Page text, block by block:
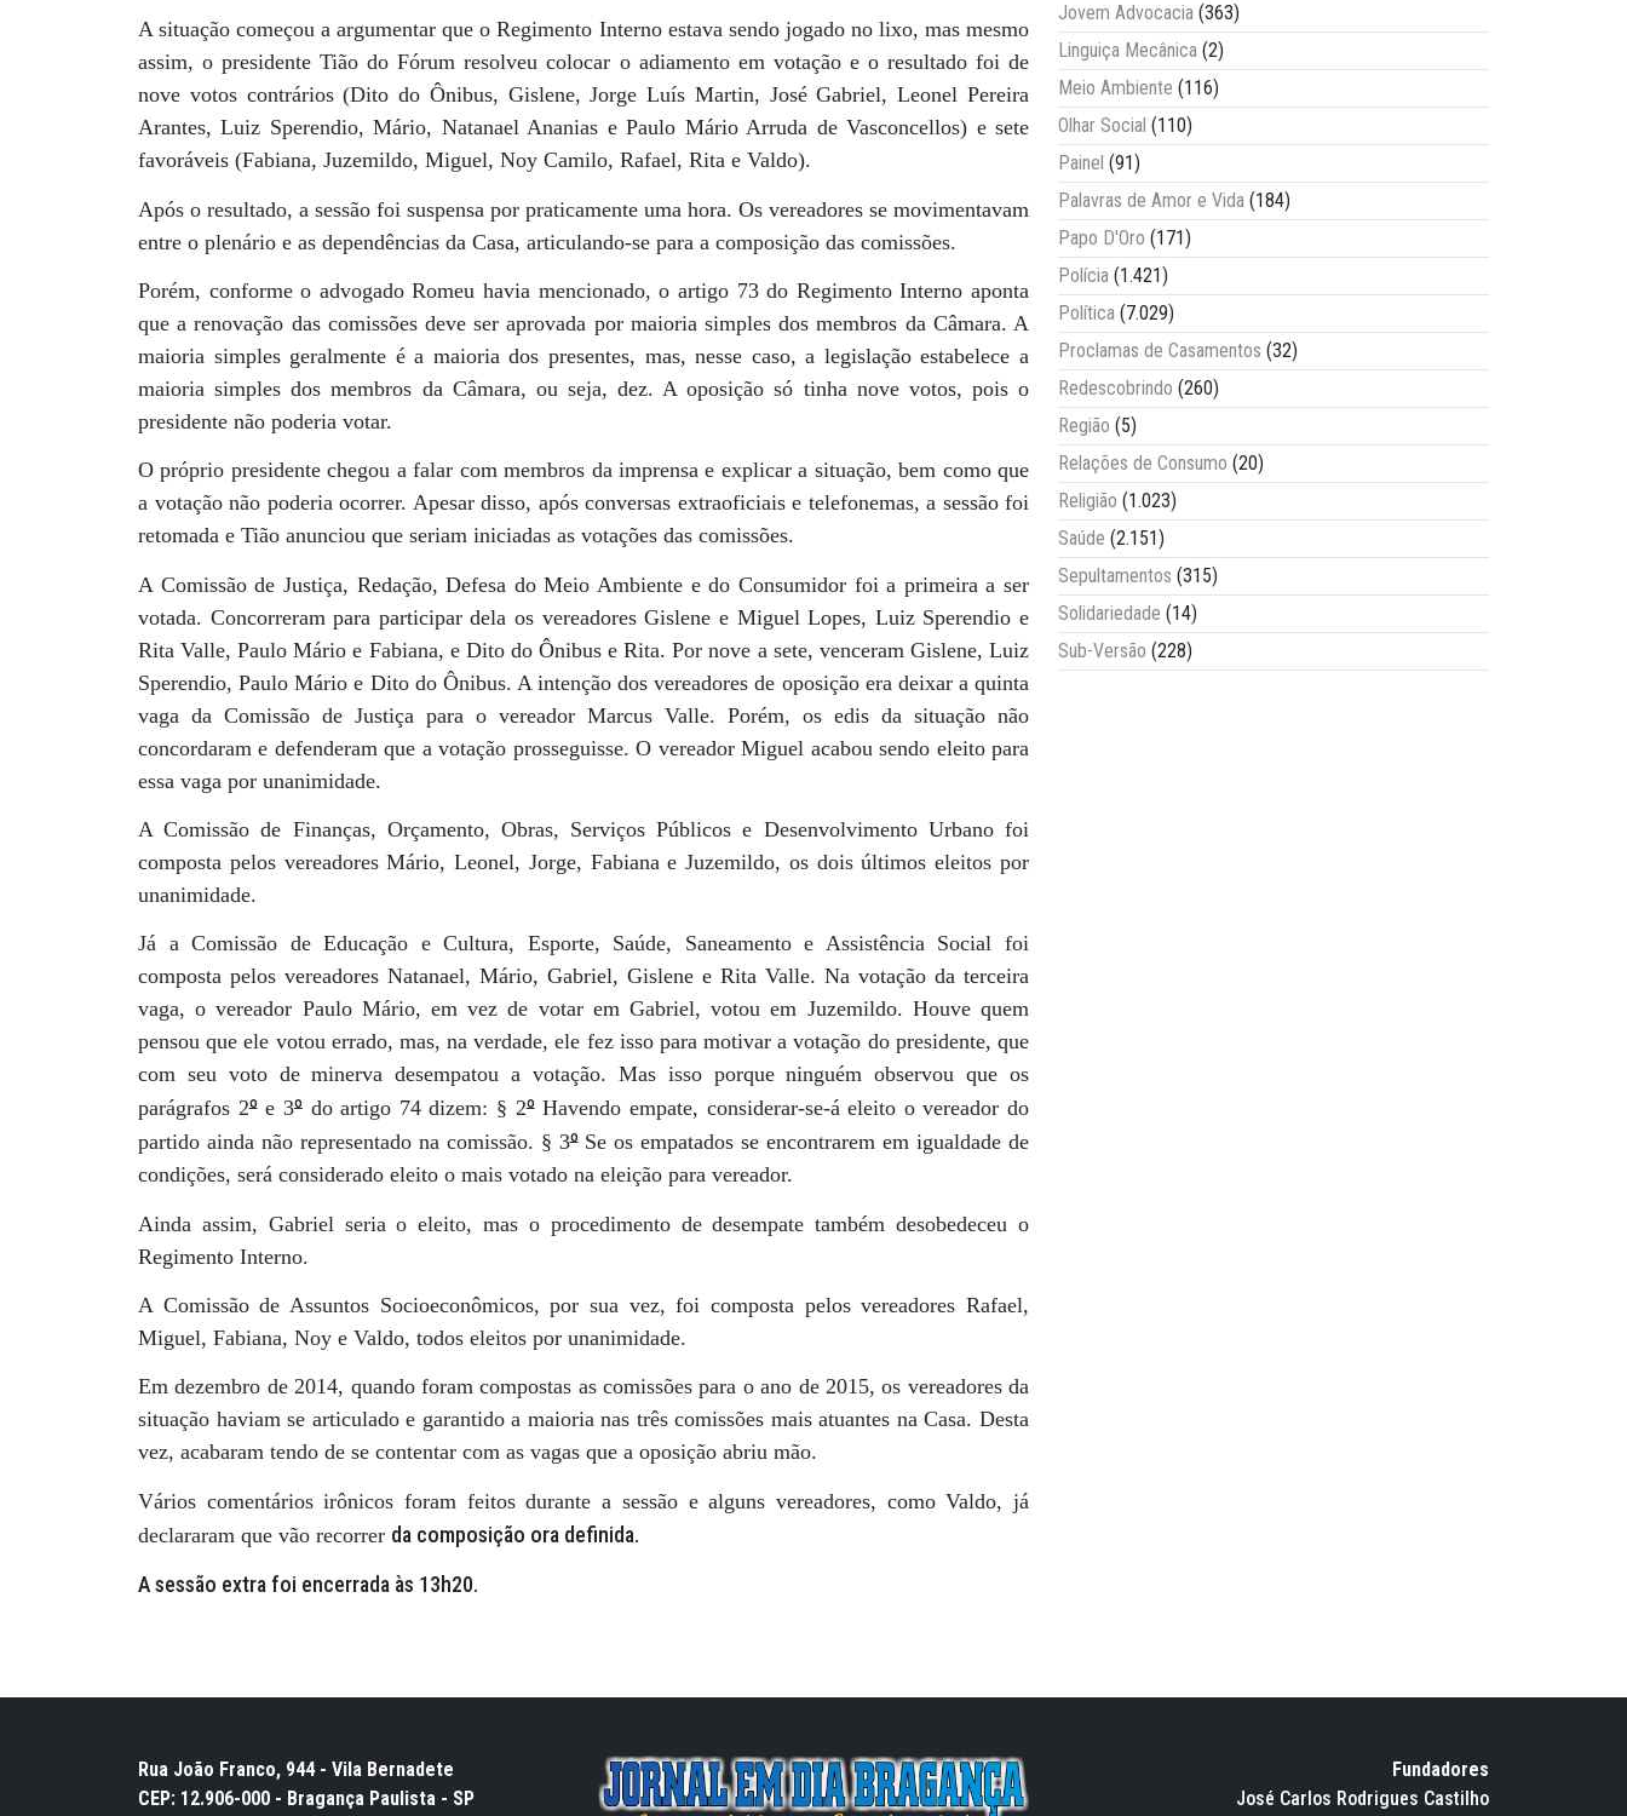
A situação começou a argumentar que o Regimento Interno estava sendo jogado no lixo, mas mesmo
assim, o presidente Tião do Fórum resolveu colocar o adiamento em votação e o resultado foi de
nove votos contrários (Dito do Ônibus, Gislene, Jorge Luís Martin, José Gabriel, Leonel Pereira
Arantes, Luiz Sperendio, Mário, Natanael Ananias e Paulo Mário Arruda de Vasconcellos) e sete
favoráveis (Fabiana, Juzemildo, Miguel, Noy Camilo, Rafael, Rita e Valdo).
Após o resultado, a sessão foi suspensa por praticamente uma hora. Os vereadores se movimentavam
entre o plenário e as dependências da Casa, articulando-se para a composição das comissões.
Porém, conforme o advogado Romeu havia mencionado, o artigo 73 do Regimento Interno aponta
que a renovação das comissões deve ser aprovada por maioria simples dos membros da Câmara. A
maioria simples geralmente é a maioria dos presentes, mas, nesse caso, a legislação estabelece a
maioria simples dos membros da Câmara, ou seja, dez. A oposição só tinha nove votos, pois o
presidente não poderia votar.
O próprio presidente chegou a falar com membros da imprensa e explicar a situação, bem como que
a votação não poderia ocorrer. Apesar disso, após conversas extraoficiais e telefonemas, a sessão foi
retomada e Tião anunciou que seriam iniciadas as votações das comissões.
A Comissão de Justiça, Redação, Defesa do Meio Ambiente e do Consumidor foi a primeira a ser
votada. Concorreram para participar dela os vereadores Gislene e Miguel Lopes, Luiz Sperendio e
Rita Valle, Paulo Mário e Fabiana, e Dito do Ônibus e Rita. Por nove a sete, venceram Gislene, Luiz
Sperendio, Paulo Mário e Dito do Ônibus. A intenção dos vereadores de oposição era deixar a quinta
vaga da Comissão de Justiça para o vereador Marcus Valle. Porém, os edis da situação não
concordaram e defenderam que a votação prosseguisse. O vereador Miguel acabou sendo eleito para
essa vaga por unanimidade.
A Comissão de Finanças, Orçamento, Obras, Serviços Públicos e Desenvolvimento Urbano foi
composta pelos vereadores Mário, Leonel, Jorge, Fabiana e Juzemildo, os dois últimos eleitos por
unanimidade.
Já a Comissão de Educação e Cultura, Esporte, Saúde, Saneamento e Assistência Social foi
composta pelos vereadores Natanael, Mário, Gabriel, Gislene e Rita Valle. Na votação da terceira
vaga, o vereador Paulo Mário, em vez de votar em Gabriel, votou em Juzemildo. Houve quem
pensou que ele votou errado, mas, na verdade, ele fez isso para motivar a votação do presidente, que
com seu voto de minerva desempatou a votação. Mas isso porque ninguém observou que os
parágrafos 2ºe 3ºdo artigo 74 dizem: § 2ºHavendo empate, considerar-se-á eleito o vereador do
partido ainda não representado na comissão. § 3ºSe os empatados se encontrarem em igualdade de
condições, será considerado eleito o mais votado na eleição para vereador.
Ainda assim, Gabriel seria o eleito, mas o procedimento de desempate também desobedeceu o
Regimento Interno.
A Comissão de Assuntos Socioeconômicos, por sua vez, foi composta pelos vereadores Rafael,
Miguel, Fabiana, Noy e Valdo, todos eleitos por unanimidade.
Em dezembro de 2014, quando foram compostas as comissões para o ano de 2015, os vereadores da
situação haviam se articulado e garantido a maioria nas três comissões mais atuantes na Casa. Desta
vez, acabaram tendo de se contentar com as vagas que a oposição abriu mão.
Vários comentários irônicos foram feitos durante a sessão e alguns vereadores, como Valdo, já
declararam que vão recorrer da composição ora definida.
A sessão extra foi encerrada às 13h20.
Jovem Advocacia (363)
Linguiça Mecânica (2)
Meio Ambiente (116)
Olhar Social (110)
Painel (91)
Palavras de Amor e Vida (184)
Papo D'Oro (171)
Polícia (1.421)
Política (7.029)
Proclamas de Casamentos (32)
Redescobrindo (260)
Região (5)
Relações de Consumo (20)
Religião (1.023)
Saúde (2.151)
Sepultamentos (315)
Solidariedade (14)
Sub-Versão (228)
Rua João Franco, 944 - Vila Bernadete
CEP: 12.906-000 - Bragança Paulista - SP
Fundadores
José Carlos Rodrigues Castilho